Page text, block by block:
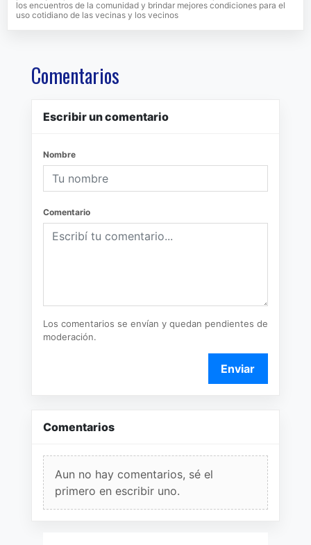
los encuentros de la comunidad y brindar mejores condiciones para el
uso cotidiano de las vecinas y los vecinos
Comentarios
Escribir un comentario
Nombre
Comentario
Los comentarios se envían y quedan pendientes de
moderación.
Enviar
Comentarios
Aun no hay comentarios, sé el
primero en escribir uno.